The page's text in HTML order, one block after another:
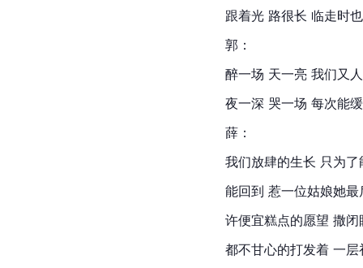
跟着光 路很长 临走时
郭：
醉一场 天一亮 我们又
夜一深 哭一场 每次能
薛：
我们放肆的生长 只为了
能回到 惹一位姑娘她
许便宜糕点的愿望 撒
都不甘心的打发着 一